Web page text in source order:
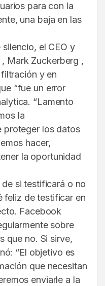
para con la
una baja en las
el CEO y
Mark Zuckerberg ,
y en
“fue un error
“Lamento
la
proteger los datos
hacer,
la oportunidad
si testificará o no
feliz de testificar en
Facebook
sobre
que no. Si sirve,
“El objetivo es
que necesitan
enviarle a la